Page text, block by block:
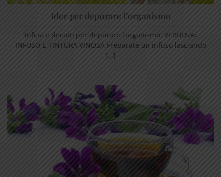
Idee per depurare l’organismo
Infusi e decotti per depurare l’organismo. VERBENA:
INFUSO E TINTURA VINOSA Preparate un infuso lasciando
[...]